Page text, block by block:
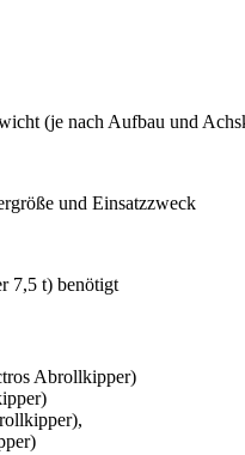
(je nach Aufbau und
und Einsatzzweck
7,5 t) benötigt
Abrollkipper)